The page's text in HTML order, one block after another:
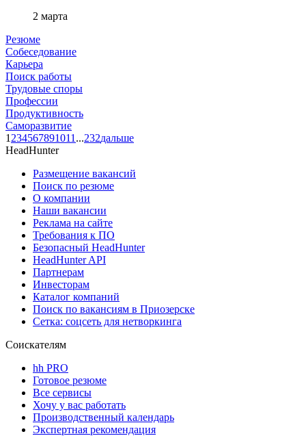
2 марта
Резюме
Собеседование
Карьера
Поиск работы
Трудовые споры
Профессии
Продуктивность
Саморазвитие
1 234567891011 ...232дальше
HeadHunter
Размещение вакансий
Поиск по резюме
О компании
Наши вакансии
Реклама на сайте
Требования к ПО
Безопасный HeadHunter
HeadHunter API
Партнерам
Инвесторам
Каталог компаний
Поиск по вакансиям в Приозерске
Сетка: соцсеть для нетворкинга
Соискателям
hh PRO
Готовое резюме
Все сервисы
Хочу у вас работать
Производственный календарь
Экспертная рекомендация